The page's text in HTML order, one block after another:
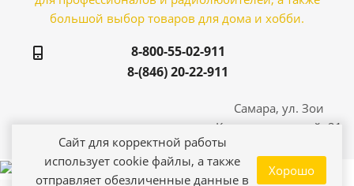
большой выбор товаров для дома и хобби.
8-800-55-02-911
8-(846) 20-22-911
Самара, ул. Зои
Космодемьянской, 21
Сайт для корректной работы
использует cookie файлы, а также
отправляет обезличенные данные в
Хорошо